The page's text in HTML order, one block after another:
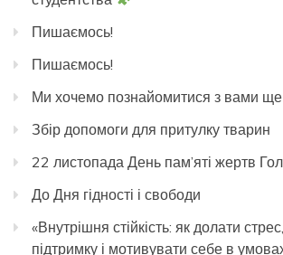
Пишаємось!
Пишаємось!
Ми хочемо познайомитися з вами
Збір допомоги для притулку тварин
22 листопада День пам’яті жертв
До Дня гідності і свободи
«Внутрішня стійкість: як долати
підтримку і мотивувати себе в